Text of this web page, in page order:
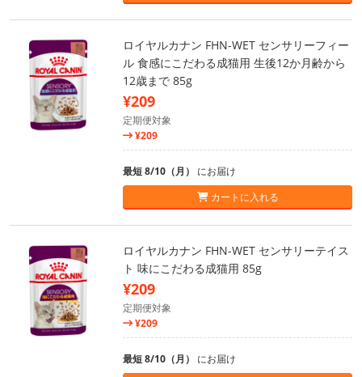
ロイヤルカナン FHN-WET センサリーフィー
ル 食感にこだわる成猫用 生後12か月齢から
12歳まで 85g
¥209
定期便対象
¥209
最短 8/10（月） にお届け
カートに入れる
ロイヤルカナン FHN-WET センサリーテイス
ト 味にこだわる成猫用 85g
¥209
定期便対象
¥209
最短 8/10（月） にお届け